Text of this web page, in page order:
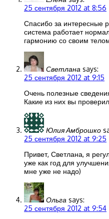
25 сентября 2012 at 8:56
Спасибо за интересные
система работает
гармонию со своим
Светлана says:
25 сентября 2012 at 9:15
Очень полезные
Какие из них вы
Юлия Амброшко
25 сентября 2012 at 9:25
Привет, Светлана, я
уже как год для
мне уже не надо)
Ольга says:
25 сентября 2012 at 9:54